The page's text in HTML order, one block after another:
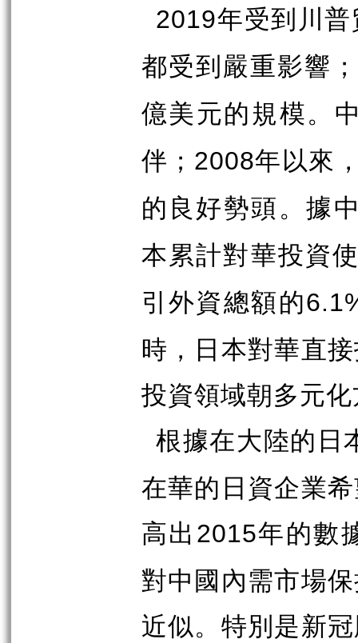
2019年受到川
都受到嚴重影響
億美元的規模。
伴； 2008年以來
的良好勢頭。據
本累計對華投資
引外資總額的
時，日本對華直
投資領域朝多元
根據在大陸的日
在華的日資企業
高出 2015年的數
對中國內需市場
近似。特別是新